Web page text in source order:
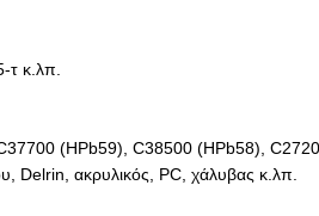
τ κ.λπ.
(HPb59), C38500 (HPb58),
Delrin, ακρυλικός, PC, χάλυβας κ.λπ.